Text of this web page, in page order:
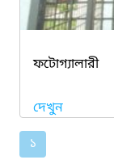
ফটোগ্যালারী
দেখুন
১